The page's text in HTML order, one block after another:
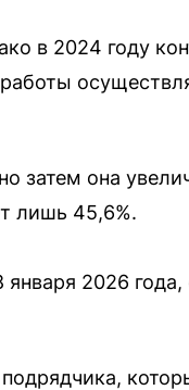
в 2024 году
затем она
лишь 45,6%.
2026 года,